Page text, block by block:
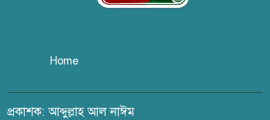
Home
প্রকাশক: আব্দুল্লাহ আল নাঈম